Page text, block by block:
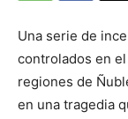
Una serie de
controlados en
regiones de
en una tragedia